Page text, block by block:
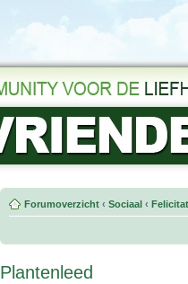
Forumoverzicht ‹ Sociaal ‹
Plantenleed